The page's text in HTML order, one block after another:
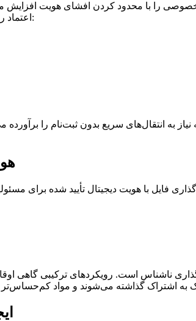
را با محدود کردن افشای هویت افزایش
اعتماد را پیچیده می‌کند. در نبود مدارک شناسایی، گیرندگان باید به سیگنال‌های دیگری مانند:
ناشناس است. رویکردهای ترکیبی گاهی